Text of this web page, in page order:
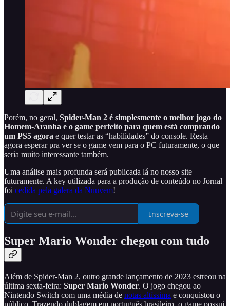
Porém, no geral, Spider-Man 2 é simplesmente o melhor jogo do
Homem-Aranha e o game perfeito para quem está comprando
um PS5 agora e quer testar as “habilidades” do console. Resta
agora esperar pra ver se o game vem para o PC futuramente, o que
seria muito interessante também.
Uma análise mais profunda será publicada lá no nosso site
futuramente. A key utilizada para a produção de conteúdo no Jornal
foi cedida pela galera da Nuuvem!
Inscreva-se
Super Mario Wonder chegou com tudo
Além de Spider-Man 2, outro grande lançamento de 2023 estreou na
última sexta-feira: Super Mario Wonder. O jogo chegou ao
Nintendo Switch com uma média de notas altíssima e conquistou o